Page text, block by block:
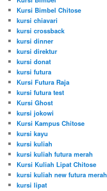
Kursi Bimbel Chitose
kursi chiavari
kursi crossback
kursi dinner
kursi direktur
kursi donat
kursi futura
Kursi Futura Raja
kursi futura test
Kursi Ghost
kursi jokowi
Kursi Kampus Chitose
kursi kayu
kursi kuliah
kursi kuliah futura merah
Kursi Kuliah Lipat Chitose
kursi kuliah new futura merah
kursi lipat